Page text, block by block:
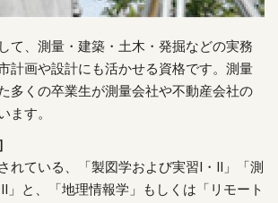
て、測量・建築・土木・発掘などの実務
計画や設計にも活かせる資格です。測量
多くの卒業生が測量会社や不動産会社の
ます。
れている、「製図学および実習Ⅰ・Ⅱ」「測
」と、「地理情報学」もしくは「リモート